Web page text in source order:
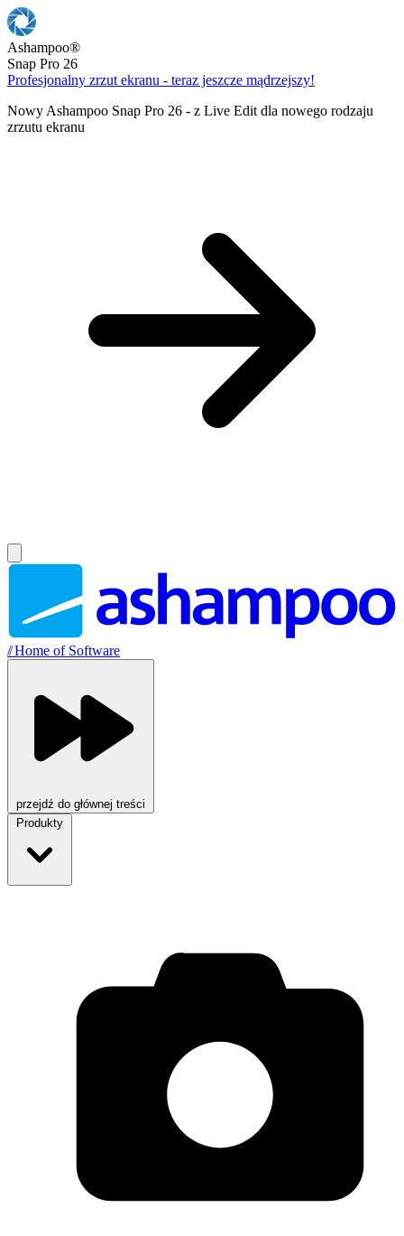
Ashampoo®
Snap Pro 26
Profesjonalny zrzut ekranu - teraz jeszcze mądrzejszy!
Nowy Ashampoo Snap Pro 26 - z Live Edit dla nowego rodzaju
zrzutu ekranu
//Home of Software
przejdź do głównej treści
Produkty